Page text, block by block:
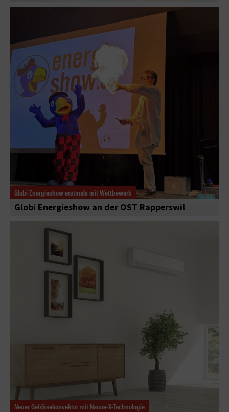
Globi Energieshow erstmals mit Wettbewerb
Globi Energieshow an der OST Rapperswil
Neuer Gebläsekonvektor mit Nanoe-X-Technologie